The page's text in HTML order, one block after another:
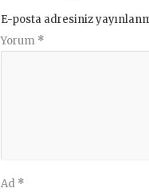
E-posta adresiniz
Yorum *
Ad *